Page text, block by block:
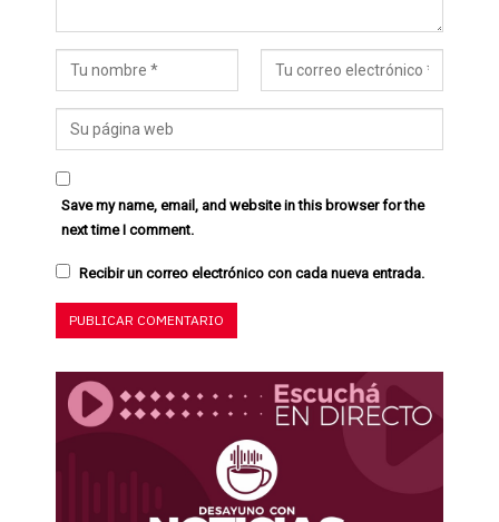
Save my name, email, and website in this browser for the
next time I comment.
Recibir un correo electrónico con cada nueva entrada.